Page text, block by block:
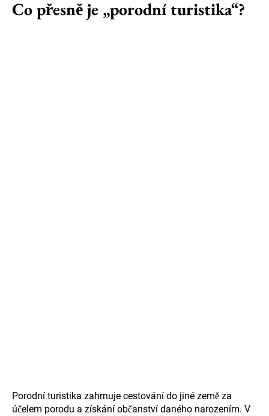
Co přesně je „porodní turistika“?
Porodní turistika zahrnuje cestování do jiné země za
účelem porodu a získání občanství daného narozením. V